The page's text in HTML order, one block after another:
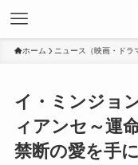
ホーム ニュース（映画・ドラ
イ・ミンジョ
ィアンセ～運
禁断の愛を手